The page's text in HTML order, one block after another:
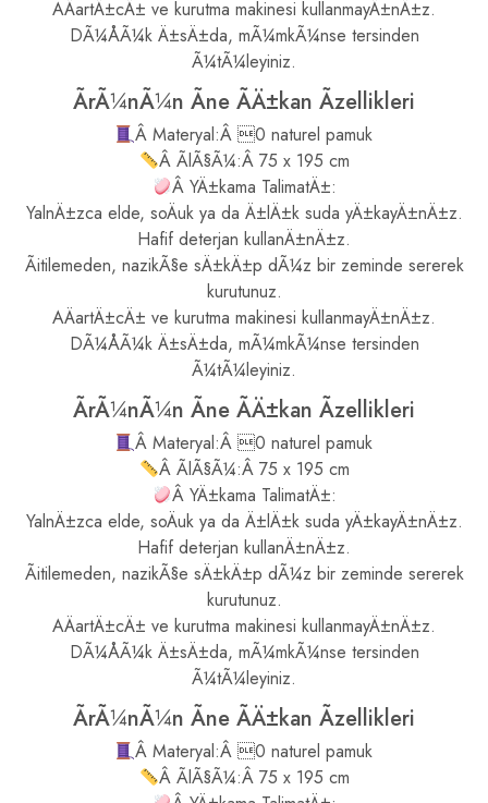
AÄartÄ±cÄ± ve kurutma makinesi kullanmayÄ±nÄ±z.
DÃ¼ÅÃ¼k Ä±sÄ±da, mÃ¼mkÃ¼nse tersinden
Ã¼tÃ¼leyiniz.
ÃrÃ¼nÃ¼n Ãne ÃÄ±kan Ãzellikleri
Â Materyal:Â 0 naturel pamuk
Â ÃlÃ§Ã¼:Â 75 x 195 cm
Â YÄ±kama TalimatÄ±:
YalnÄ±zca elde, soÄuk ya da Ä±lÄ±k suda yÄ±kayÄ±nÄ±z.
Hafif deterjan kullanÄ±nÄ±z.
Ãitilemeden, nazikÃ§e sÄ±kÄ±p dÃ¼z bir zeminde sererek
kurutunuz.
AÄartÄ±cÄ± ve kurutma makinesi kullanmayÄ±nÄ±z.
DÃ¼ÅÃ¼k Ä±sÄ±da, mÃ¼mkÃ¼nse tersinden
Ã¼tÃ¼leyiniz.
ÃrÃ¼nÃ¼n Ãne ÃÄ±kan Ãzellikleri
Â Materyal:Â 0 naturel pamuk
Â ÃlÃ§Ã¼:Â 75 x 195 cm
Â YÄ±kama TalimatÄ±:
YalnÄ±zca elde, soÄuk ya da Ä±lÄ±k suda yÄ±kayÄ±nÄ±z.
Hafif deterjan kullanÄ±nÄ±z.
Ãitilemeden, nazikÃ§e sÄ±kÄ±p dÃ¼z bir zeminde sererek
kurutunuz.
AÄartÄ±cÄ± ve kurutma makinesi kullanmayÄ±nÄ±z.
DÃ¼ÅÃ¼k Ä±sÄ±da, mÃ¼mkÃ¼nse tersinden
Ã¼tÃ¼leyiniz.
ÃrÃ¼nÃ¼n Ãne ÃÄ±kan Ãzellikleri
Â Materyal:Â 0 naturel pamuk
Â ÃlÃ§Ã¼:Â 75 x 195 cm